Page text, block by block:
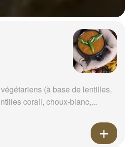
(à base de lentilles,
corail, choux-blanc,...